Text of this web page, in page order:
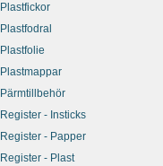
Plastfickor
Plastfodral
Plastfolie
Plastmappar
Pärmtillbehör
Register - Insticks
Register - Papper
Register - Plast
Förvaringsbox Idealbox ljusgrå